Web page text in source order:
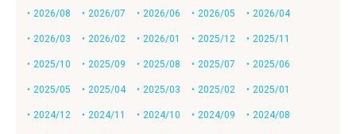
・2026/08 ・2026/07 ・2026/06 ・2026/05 ・2026/04
・2026/03 ・2026/02 ・2026/01 ・2025/12 ・2025/11
・2025/10 ・2025/09 ・2025/08 ・2025/07 ・2025/06
・2025/05 ・2025/04 ・2025/03 ・2025/02 ・2025/01
・2024/12 ・2024/11 ・2024/10 ・2024/09 ・2024/08